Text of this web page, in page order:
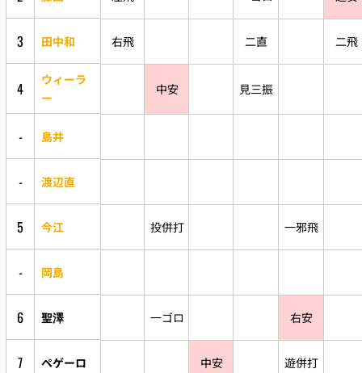
3 田中和 右飛 二直 二飛
4
ウィーラ
ー
中安 見三振
- 島井
- 渡辺直
5 今江 投併打 一邪飛
- 岡島
6 聖澤 一ゴロ 右安
7 ペゲーロ 中安 遊併打